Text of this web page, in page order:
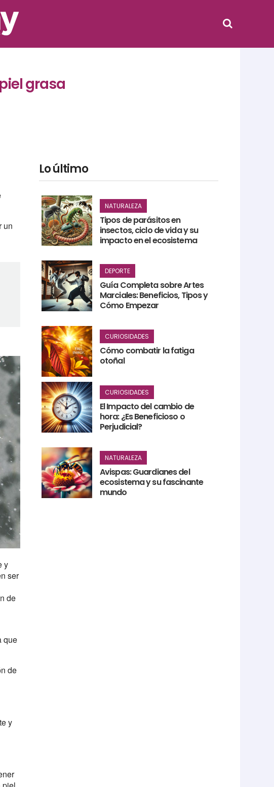
grasa
un
y
ser
de
que
de
y
Lo último
NATURALEZA
Tipos de parásitos en
insectos, ciclo de vida y su
impacto en el ecosistema
DEPORTE
Guía Completa sobre Artes
Marciales: Beneficios, Tipos y
Cómo Empezar
CURIOSIDADES
Cómo combatir la fatiga
otoñal
CURIOSIDADES
El Impacto del cambio de
hora: ¿Es Beneficioso o
Perjudicial?
NATURALEZA
Avispas: Guardianes del
ecosistema y su fascinante
mundo